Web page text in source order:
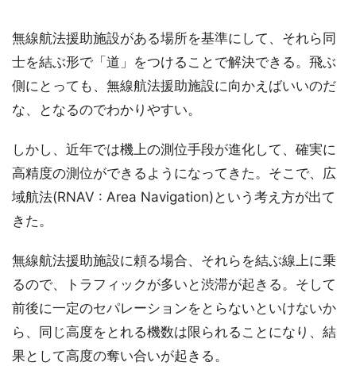
無線航法援助施設がある場所を基準にして、それら同
士を結ぶ形で「道」をつけることで解決できる。飛ぶ
側にとっても、無線航法援助施設に向かえばいいのだ
な、となるのでわかりやすい。
しかし、近年では機上の測位手段が進化して、確実に
高精度の測位ができるようになってきた。そこで、広
域航法(RNAV : Area Navigation)という考え方が出て
きた。
無線航法援助施設に頼る場合、それらを結ぶ線上に乗
るので、トラフィックが多いと渋滞が起きる。そして
前後に一定のセパレーションをとらないといけないか
ら、同じ高度をとれる機数は限られることになり、結
果として高度の奪い合いが起きる。